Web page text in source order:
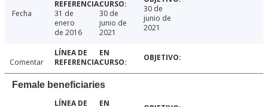
Fecha
31 de
enero
de 2016
30 de
junio de
2021
30 de
junio de
2021
Comentar
Female beneficiaries